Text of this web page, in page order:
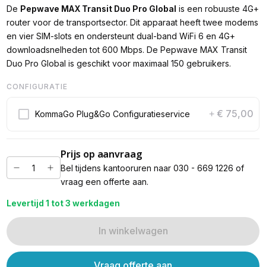
De Pepwave MAX Transit Duo Pro Global is een robuuste 4G+
router voor de transportsector. Dit apparaat heeft twee modems
en vier SIM-slots en ondersteunt dual-band WiFi 6 en 4G+
downloadsnelheden tot 600 Mbps. De Pepwave MAX Transit
Duo Pro Global is geschikt voor maximaal 150 gebruikers.
CONFIGURATIE
KommaGo Plug&Go Configuratieservice + € 75,00
Prijs op aanvraag
Bel tijdens kantooruren naar 030 - 669 1226 of
vraag een offerte aan.
Levertijd 1 tot 3 werkdagen
In winkelwagen